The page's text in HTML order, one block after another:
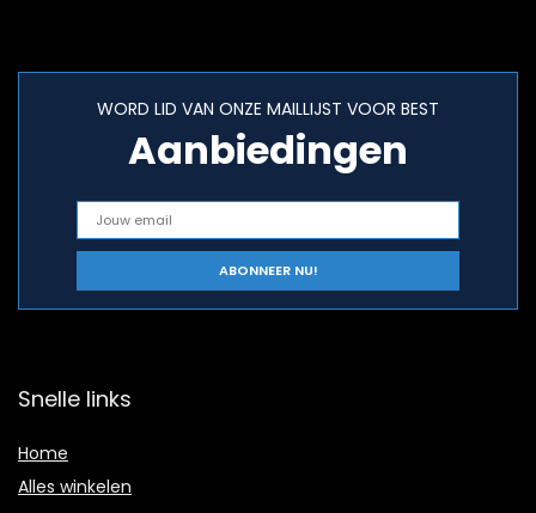
WORD LID VAN ONZE MAILLIJST VOOR BEST
Aanbiedingen
Snelle links
Home
Alles winkelen